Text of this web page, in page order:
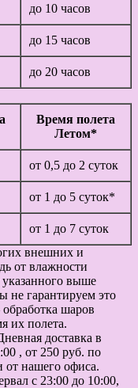
до 10 часов
до 15 часов
до 20 часов
Время полета
Летом*
от 0,5 до 2 суток
от 1 до 5 суток*
от 1 до 7 суток
внешних и
от влажности
указанного выше
не гарантируем это
шаров
их полета.
доставка в
, от 250 руб. по
от нашего офиса.
с 23:00 до 10:00,